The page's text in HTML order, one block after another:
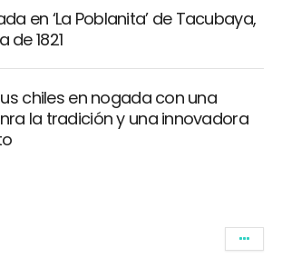
en ‘La Poblanita’ de Tacubaya,
1821
chiles en nogada con una
la tradición y una innovadora